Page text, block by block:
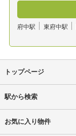
府中駅 東府中駅
トップページ
駅から検索
お気に入り物件